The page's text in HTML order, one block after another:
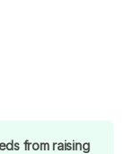
from raising